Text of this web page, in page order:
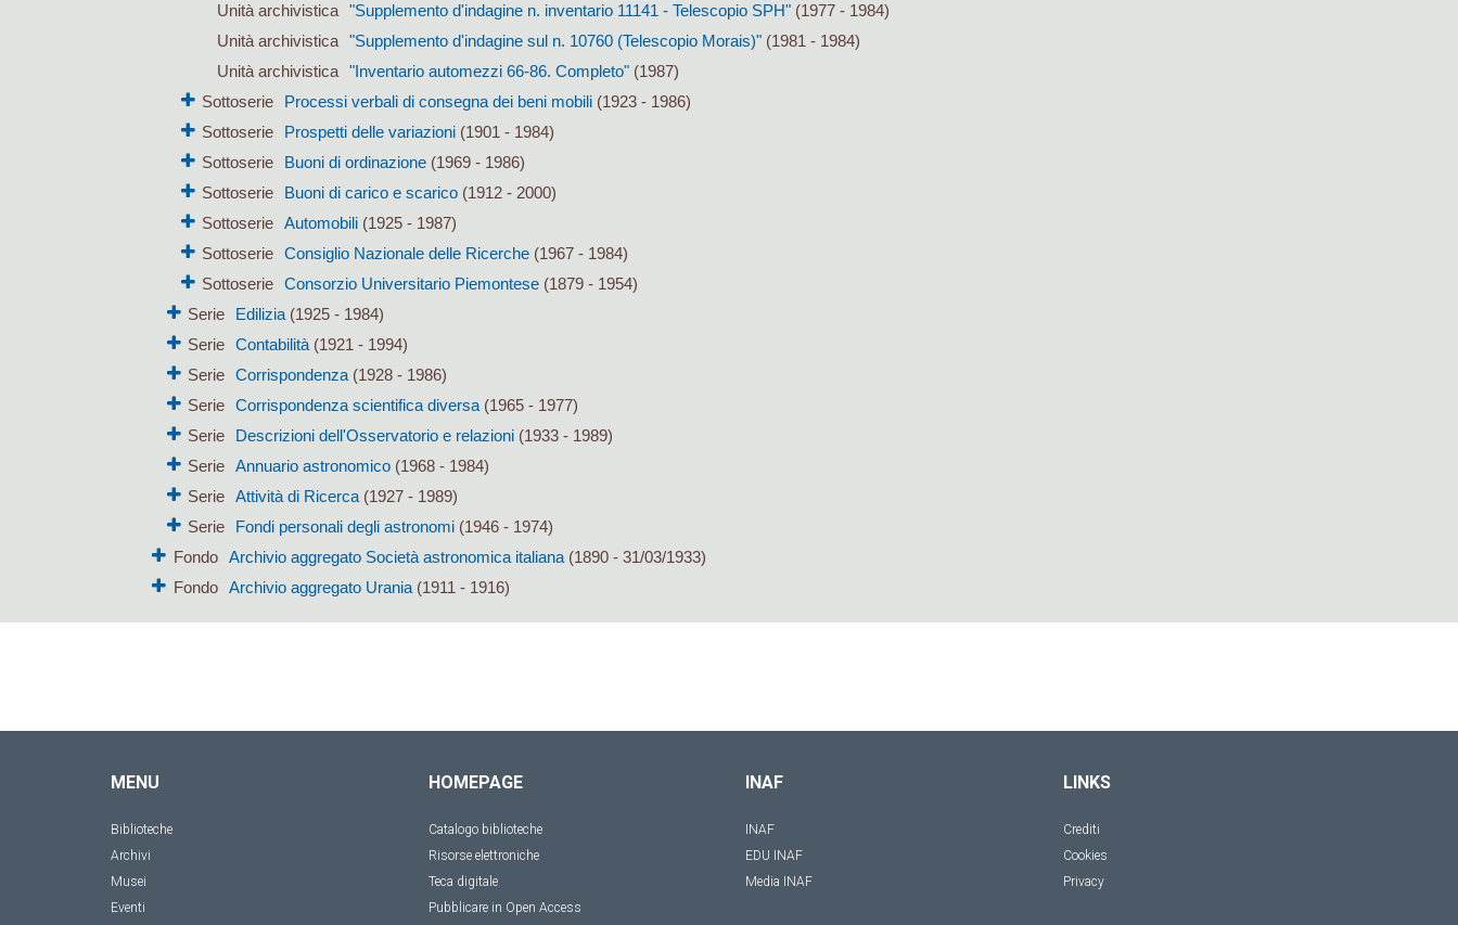
Unità archivistica
"Supplemento d'indagine n. inventario 11141 - Telescopio SPH"(1977 - 1984)
Unità archivistica
"Supplemento d'indagine sul n. 10760 (Telescopio Morais)"(1981 - 1984)
Unità archivistica
"Inventario automezzi 66-86. Completo"(1987)
Sottoserie
Processi verbali di consegna dei beni mobili (1923 - 1986)
Sottoserie
Prospetti delle variazioni (1901 - 1984)
Sottoserie
Buoni di ordinazione (1969 - 1986)
Sottoserie
Buoni di carico e scarico (1912 - 2000)
Sottoserie
Automobili (1925 - 1987)
Sottoserie
Consiglio Nazionale delle Ricerche (1967 - 1984)
Sottoserie
Consorzio Universitario Piemontese (1879 - 1954)
Serie
Edilizia(1925 - 1984)
Serie Contabilità(1921 - 1994)
Serie Corrispondenza(1928 - 1986)
Serie Corrispondenza scientifica diversa(1965 - 1977)
Serie
Descrizioni dell'Osservatorio e relazioni(1933 - 1989)
Serie Annuario astronomico(1968 - 1984)
Serie Attività di Ricerca(1927 - 1989)
Serie
Fondi personali degli astronomi(1946 - 1974)
Fondo
Archivio aggregato Società astronomica italiana(1890 - 31/03/1933)
Fondo
Archivio aggregato Urania(1911 - 1916)
MENU
Biblioteche
Archivi
Musei
Eventi
HOMEPAGE
Catalogo biblioteche
Risorse elettroniche
Teca digitale
Pubblicare in Open Access
INAF
INAF
EDU INAF
Media INAF
LINKS
Crediti
Cookies
Privacy